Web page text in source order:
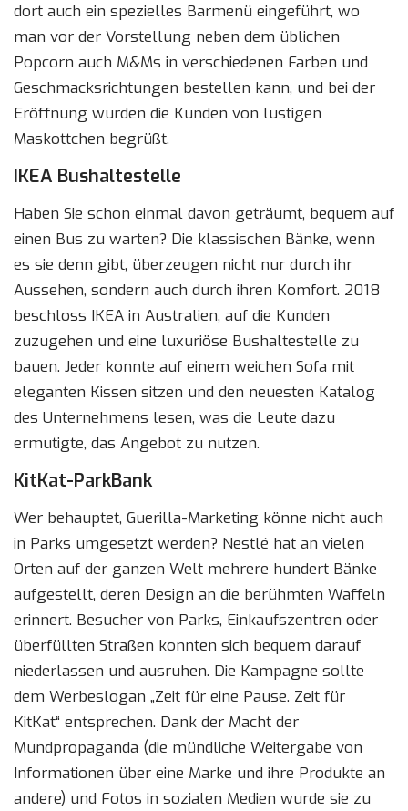
dort auch ein spezielles Barmenü eingeführt, wo
man vor der Vorstellung neben dem üblichen
Popcorn auch M&Ms in verschiedenen Farben und
Geschmacksrichtungen bestellen kann, und bei der
Eröffnung wurden die Kunden von lustigen
Maskottchen begrüßt.
IKEA Bushaltestelle
Haben Sie schon einmal davon geträumt, bequem auf
einen Bus zu warten? Die klassischen Bänke, wenn
es sie denn gibt, überzeugen nicht nur durch ihr
Aussehen, sondern auch durch ihren Komfort. 2018
beschloss IKEA in Australien, auf die Kunden
zuzugehen und eine luxuriöse Bushaltestelle zu
bauen. Jeder konnte auf einem weichen Sofa mit
eleganten Kissen sitzen und den neuesten Katalog
des Unternehmens lesen, was die Leute dazu
ermutigte, das Angebot zu nutzen.
KitKat-ParkBank
Wer behauptet, Guerilla-Marketing könne nicht auch
in Parks umgesetzt werden? Nestlé hat an vielen
Orten auf der ganzen Welt mehrere hundert Bänke
aufgestellt, deren Design an die berühmten Waffeln
erinnert. Besucher von Parks, Einkaufszentren oder
überfüllten Straßen konnten sich bequem darauf
niederlassen und ausruhen. Die Kampagne sollte
dem Werbeslogan „Zeit für eine Pause. Zeit für
KitKat“ entsprechen. Dank der Macht der
Mundpropaganda (die mündliche Weitergabe von
Informationen über eine Marke und ihre Produkte an
andere) und Fotos in sozialen Medien wurde sie zu